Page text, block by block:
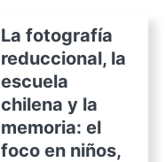
La fotografía
reduccional, la
escuela
chilena y la
memoria: el
foco en niños,